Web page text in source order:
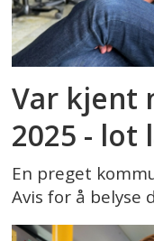
Var kjent
2025 -
En preget
Avis for å belyse